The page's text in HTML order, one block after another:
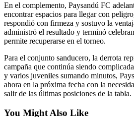
En el complemento, Paysandú FC
encontrar espacios para llegar con
respondió con firmeza y sostuvo la
administró el resultado y terminó
permite recuperarse en el torneo.
Para el conjunto sanducero, la derrota
campaña que continúa siendo
y varios juveniles sumando minutos,
ahora en la próxima fecha con la
salir de las últimas posiciones de la tabla.
You Might Also Like